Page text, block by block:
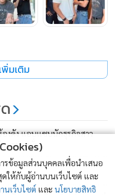
พิ่มเติม
งดัง แอบแซบนักธุรกิจสาว
ษรย่อสนั่น
รข้อมูลส่วนบุคคลเพื่อนำเสนอ
ให้กับผู้อ่านบนเว็บไซต์ และ
นเว็บไซต์ และ นโยบายสิทธิ